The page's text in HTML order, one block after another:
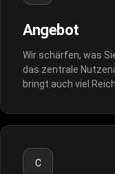
Angebot
Wir schärfen, was
das zentrale
bringt auch viel
C